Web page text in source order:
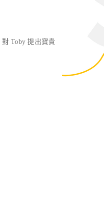
對 Toby 提出寶貴